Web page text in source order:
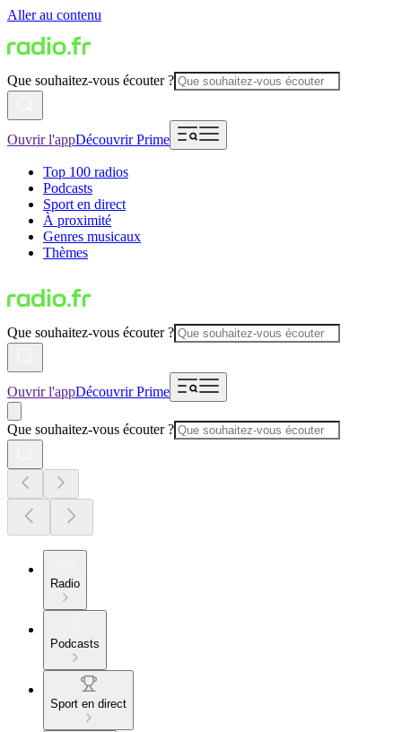
Aller au contenu
Que souhaitez-vous écouter ?
Ouvrir l'appDécouvrir Prime
Top 100 radios
Podcasts
Sport en direct
À proximité
Genres musicaux
Thèmes
Que souhaitez-vous écouter ?
Ouvrir l'appDécouvrir Prime
Que souhaitez-vous écouter ?
Radio
Podcasts
Sport en direct